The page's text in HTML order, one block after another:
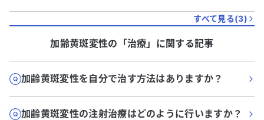
すべて見る(3)
加齢黄斑変性の「治療」に関する記事
加齢黄斑変性を自分で治す方法はありますか？
加齢黄斑変性の注射治療はどのように行いますか？